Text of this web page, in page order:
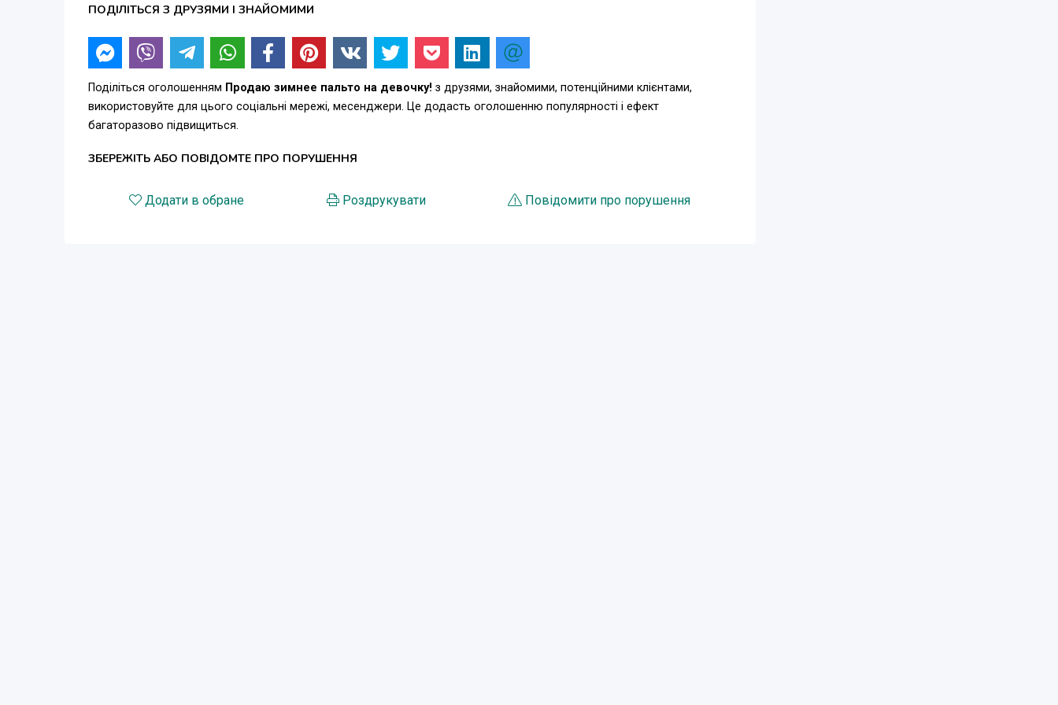
ПОДІЛІТЬСЯ З ДРУЗЯМИ І ЗНАЙОМИМИ
Поділіться оголошенням Продаю зимнее пальто на девочку! з друзями, знайомими, потенційними клієнтами,
використовуйте для цього соціальні мережі, месенджери. Це додасть оголошенню популярності і ефект
багаторазово підвищиться.
ЗБЕРЕЖІТЬ АБО ПОВІДОМТЕ ПРО ПОРУШЕННЯ
Додати в обране Роздрукувати Повідомити про порушення